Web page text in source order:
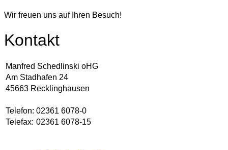
Wir freuen uns auf Ihren Besuch!
Kontakt
Manfred Schedlinski oHG
Am Stadhafen 24
45663 Recklinghausen
Telefon: 02361 6078-0
Telefax: 02361 6078-15